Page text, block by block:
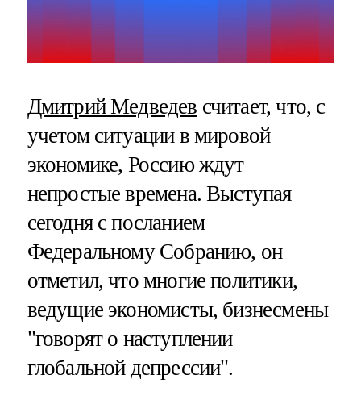
Дмитрий Медведев считает, что, с
учетом ситуации в мировой
экономике, Россию ждут
непростые времена. Выступая
сегодня с посланием
Федеральному Собранию, он
отметил, что многие политики,
ведущие экономисты, бизнесмены
"говорят о наступлении
глобальной депрессии".